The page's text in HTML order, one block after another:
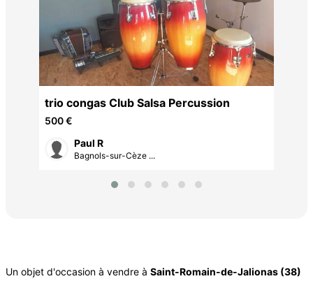
trio congas Club Salsa Percussion
500 €
Paul R
Bagnols-sur-Cèze ...
Un objet d'occasion à vendre à Saint-Romain-de-Jalionas (38)